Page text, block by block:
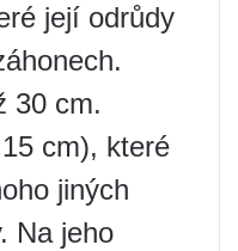
její odrůdy
30 cm.
cm), které
jiných
Na jeho